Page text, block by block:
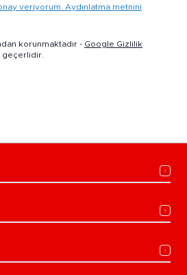
veriyorum. Aydınlatma metnini
korunmaktadır - Google Gizlilik
geçerlidir.